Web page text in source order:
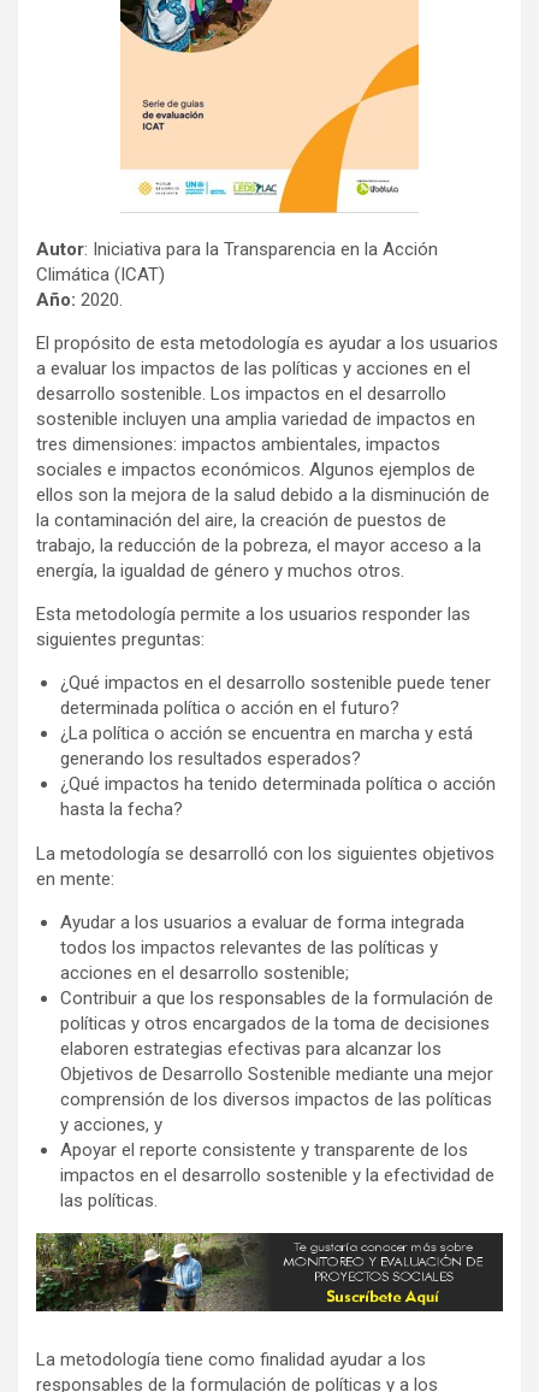
Autor: Iniciativa para la Transparencia en la Acción
Climática (ICAT)
Año: 2020.
El propósito de esta metodología es ayudar a los usuarios
a evaluar los impactos de las políticas y acciones en el
desarrollo sostenible. Los impactos en el desarrollo
sostenible incluyen una amplia variedad de impactos en
tres dimensiones: impactos ambientales, impactos
sociales e impactos económicos. Algunos ejemplos de
ellos son la mejora de la salud debido a la disminución de
la contaminación del aire, la creación de puestos de
trabajo, la reducción de la pobreza, el mayor acceso a la
energía, la igualdad de género y muchos otros.
Esta metodología permite a los usuarios responder las
siguientes preguntas:
¿Qué impactos en el desarrollo sostenible puede tener
determinada política o acción en el futuro?
¿La política o acción se encuentra en marcha y está
generando los resultados esperados?
¿Qué impactos ha tenido determinada política o acción
hasta la fecha?
La metodología se desarrolló con los siguientes objetivos
en mente:
Ayudar a los usuarios a evaluar de forma integrada
todos los impactos relevantes de las políticas y
acciones en el desarrollo sostenible;
Contribuir a que los responsables de la formulación de
políticas y otros encargados de la toma de decisiones
elaboren estrategias efectivas para alcanzar los
Objetivos de Desarrollo Sostenible mediante una mejor
comprensión de los diversos impactos de las políticas
y acciones, y
Apoyar el reporte consistente y transparente de los
impactos en el desarrollo sostenible y la efectividad de
las políticas.
La metodología tiene como finalidad ayudar a los
responsables de la formulación de políticas y a los